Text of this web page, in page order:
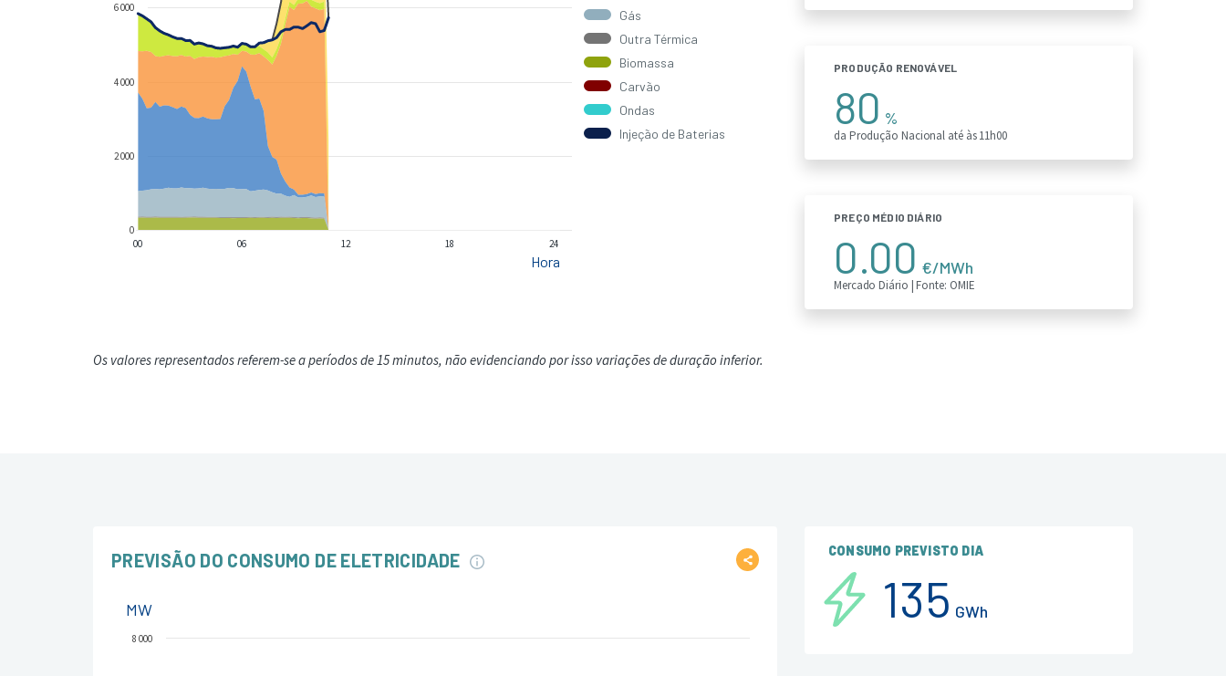
Hora
00 06 12 18 24
0
2 000
4 000
6 000
Gás
Outra Térmica
Biomassa
Carvão
Ondas
Injeção de Baterias
PRODUÇÃO RENOVÁVEL
80 %
da Produção Nacional até às 11h00
PREÇO MÉDIO DIÁRIO
0.00 €/MWh
Mercado Diário | Fonte: OMIE
Os valores representados referem-se a períodos de 15 minutos, não evidenciando por isso variações de duração inferior.
PREVISÃO DO CONSUMO DE ELETRICIDADE
MW
8 000
CONSUMO PREVISTO DIA
135 GWh